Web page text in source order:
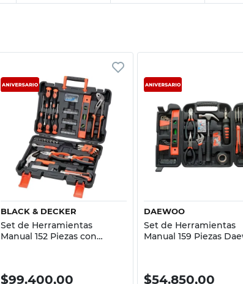
Vista rápida
BLACK & DECKER
Set de Herramientas
Manual 152 Piezas con
$99.400,00
Vista rápida
DAEWOO
Set de Herramientas
Manual 159 Piezas
$54.850,00